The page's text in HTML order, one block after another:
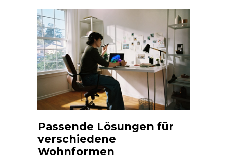
Passende Lösungen für
verschiedene
Wohnformen